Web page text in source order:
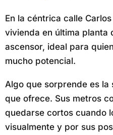
En la céntrica calle
vivienda en última planta
ascensor, ideal para
mucho potencial.
Algo que sorprende es la
que ofrece. Sus metros
quedarse cortos cuando
visualmente y por sus